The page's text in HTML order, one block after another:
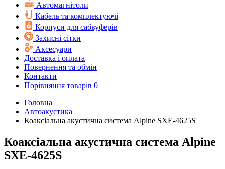
Автомагнітоли
Кабель та комплектуючі
Корпуси для сабвуферів
Захисні сітки
Аксесуари
Доставка і оплата
Повернення та обмін
Контакти
Порівняння товарів 0
Головна
Автоакустика
Коаксіальна акустична система Alpine SXE-4625S
Коаксіальна акустична система Alpine
SXE-4625S